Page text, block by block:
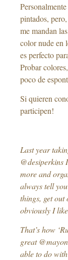
pintados,
me mandan
color nude en
es perfecto
Probar
poco de
Si quieren
participen!
Last year
@desiperkins
more and
always tell
things, get out
obviously I
That’s how
great
able to do